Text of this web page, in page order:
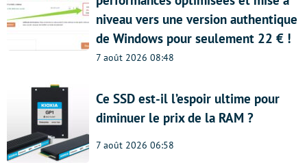
niveau vers une version authentique
de Windows pour seulement 22 € !
7 août 2026 08:48
Ce SSD est-il l’espoir ultime pour
diminuer le prix de la RAM ?
7 août 2026 06:58